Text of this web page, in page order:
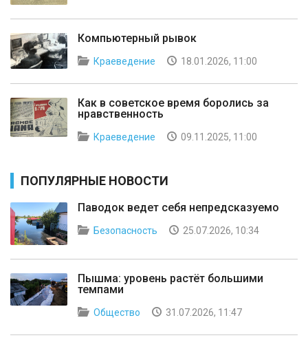
Компьютерный рывок
Краеведение 18.01.2026, 11:00
Как в советское время боролись за
нравственность
Краеведение 09.11.2025, 11:00
ПОПУЛЯРНЫЕ НОВОСТИ
Паводок ведет себя непредсказуемо
Безопасность 25.07.2026, 10:34
Пышма: уровень растёт большими
темпами
Общество 31.07.2026, 11:47